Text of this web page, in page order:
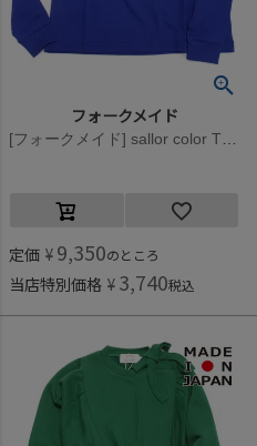
フォークメイド
[フォークメイド] sallor color Tシャツ ブルー
定価 ¥ 9,350のところ
当店特別価格 ¥ 3,740税込